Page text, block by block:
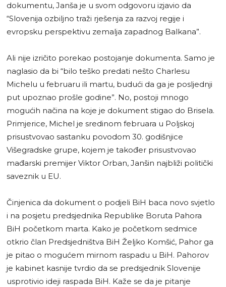
dokumentu, Janša je u svom odgovoru izjavio da
“Slovenija ozbiljno traži rješenja za razvoj regije i
evropsku perspektivu zemalja zapadnog Balkana”.
Ali nije izričito porekao postojanje dokumenta. Samo je
naglasio da bi “bilo teško predati nešto Charlesu
Michelu u februaru ili martu, budući da ga je posljednji
put upoznao prošle godine”. No, postoji mnogo
mogućih načina na koje je dokument stigao do Brisela.
Primjerice, Michel je sredinom februara u Poljskoj
prisustvovao sastanku povodom 30. godišnjice
Višegradske grupe, kojem je također prisustvovao
mađarski premijer Viktor Orban, Janšin najbliži politički
saveznik u EU.
Činjenica da dokument o podjeli BiH baca novo svjetlo
i na posjetu predsjednika Republike Boruta Pahora
BiH početkom marta. Kako je početkom sedmice
otkrio član Predsjedništva BiH Željko Komšić, Pahor ga
je pitao o mogućem mirnom raspadu u BiH. Pahorov
je kabinet kasnije tvrdio da se predsjednik Slovenije
usprotivio ideji raspada BiH. Kaže se da je pitanje